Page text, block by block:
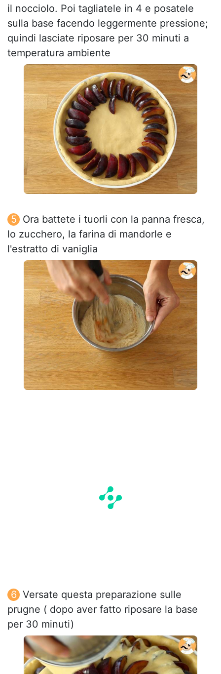
il nocciolo. Poi tagliatele in 4 e posatele
sulla base facendo leggermente pressione;
quindi lasciate riposare per 30 minuti a
temperatura ambiente
Ora battete i tuorli con la panna fresca,
lo zucchero, la farina di mandorle e
l'estratto di vaniglia
Versate questa preparazione sulle
prugne ( dopo aver fatto riposare la base
per 30 minuti)